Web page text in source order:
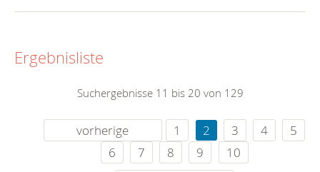
Ergebnisliste
Suchergebnisse 11 bis 20 von 129
vorherige 1 2 3 4
5
6
7 8 9
10